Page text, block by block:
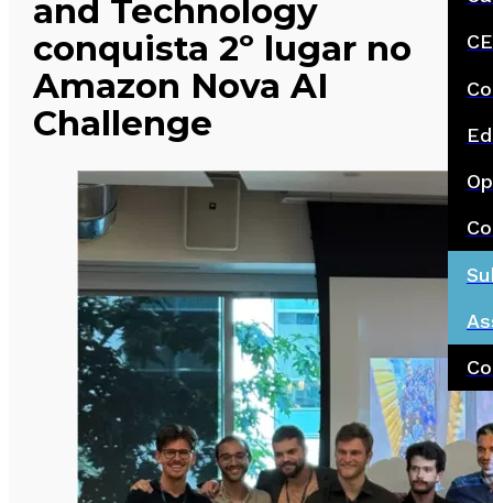
and Technology
conquista 2º lugar no
Amazon Nova AI
Challenge